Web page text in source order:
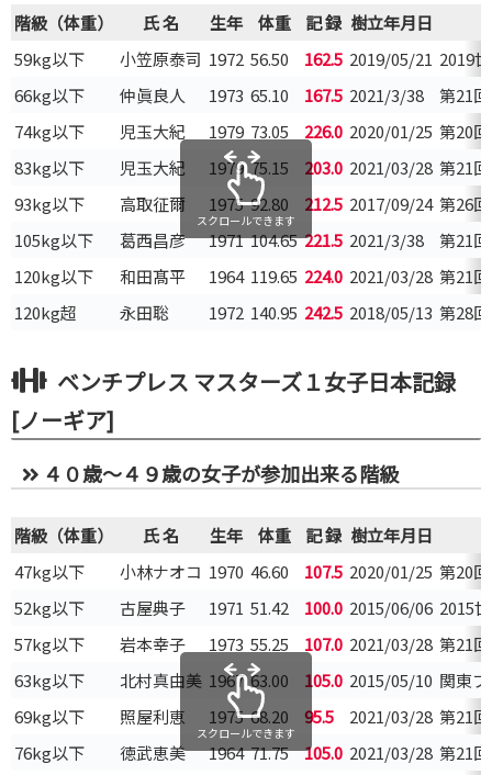
階級（体重） 氏 名 生年 体重 記 録 樹立年月日
59kg以下
小笠原泰司 1972 56.50 162.5 2019/05/21 2019
66kg以下
仲眞良人 1973 65.10 167.5 2021/3/38
第21
74kg以下
児玉大紀 1979 73.05 226.0 2020/01/25 第20
83kg以下
児玉大紀 1979 75.15 203.0 2021/03/28 第21
93kg以下
高取征爾 1975 92.80 212.5 2017/09/24 第26
105kg以下
葛西昌彦 1971 104.65 221.5 2021/3/38
第21
120kg以下
和田髙平 1964 119.65 224.0 2021/03/28 第21
120kg超
永田聡 1972 140.95 242.5 2018/05/13 第28
スクロールできます
ベンチプレス マスターズ１女子日本記録
[ノーギア]
４０歳～４９歳の女子が参加出来る階級
階級（体重） 氏 名 生年 体重 記 録 樹立年月日
47kg以下
小林ナオコ 1970 46.60 107.5 2020/01/25 第20
52kg以下
古屋典子 1971 51.42 100.0 2015/06/06 2015
57kg以下
岩本幸子 1973 55.25 107.0 2021/03/28 第21
63kg以下
北村真由美 1967 63.00 105.0 2015/05/10 関東
69kg以下
照屋利恵 1975 68.20 95.5 2021/03/28 第21
76kg以下
徳武恵美 1964 71.75 105.0 2021/03/28 第21
スクロールできます